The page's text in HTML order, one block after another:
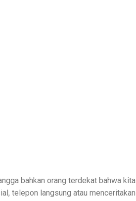
bahkan orang terdekat bahwa kita
telepon langsung atau menceritakan